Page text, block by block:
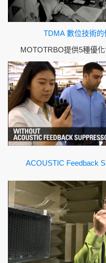
TDMA 數位技術的
MOTOTRBO提供5種優
ACOUSTIC Feedback